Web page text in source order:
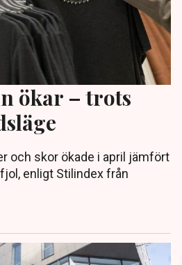
ökar – trots
och skor ökade i april jämfört
enligt Stilindex från